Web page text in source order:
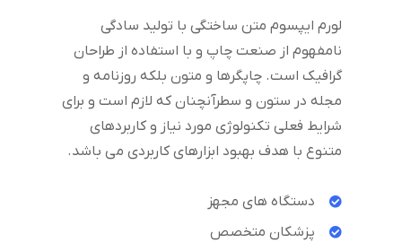
لورم ایپسوم متن ساختگی با تولید سادگی
نامفهوم از صنعت چاپ و با استفاده از طراحان
گرافیک است. چاپگرها و متون بلکه روزنامه و
مجله در ستون و سطرآنچنان که لازم است و برای
شرایط فعلی تکنولوژی مورد نیاز و کاربردهای
متنوع با هدف بهبود ابزارهای کاربردی می باشد.
دستگاه های مجهز
پزشکان متخصص